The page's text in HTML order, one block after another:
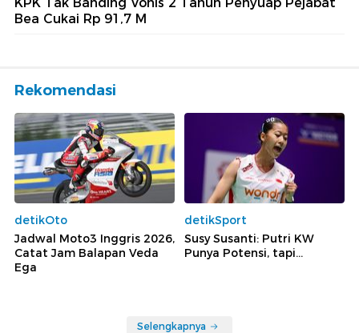
KPK Tak Banding Vonis 2 Tahun Penyuap Pejabat
Bea Cukai Rp 91,7 M
Rekomendasi
detikOto
Jadwal Moto3 Inggris 2026,
Catat Jam Balapan Veda
Ega
detikSport
Susy Susanti: Putri KW
Punya Potensi, tapi...
Selengkapnya